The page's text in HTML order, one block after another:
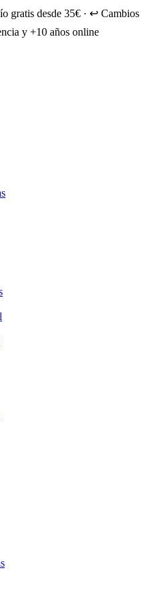
gratis desde 35€ · ↩️ Cambios
y +10 años online